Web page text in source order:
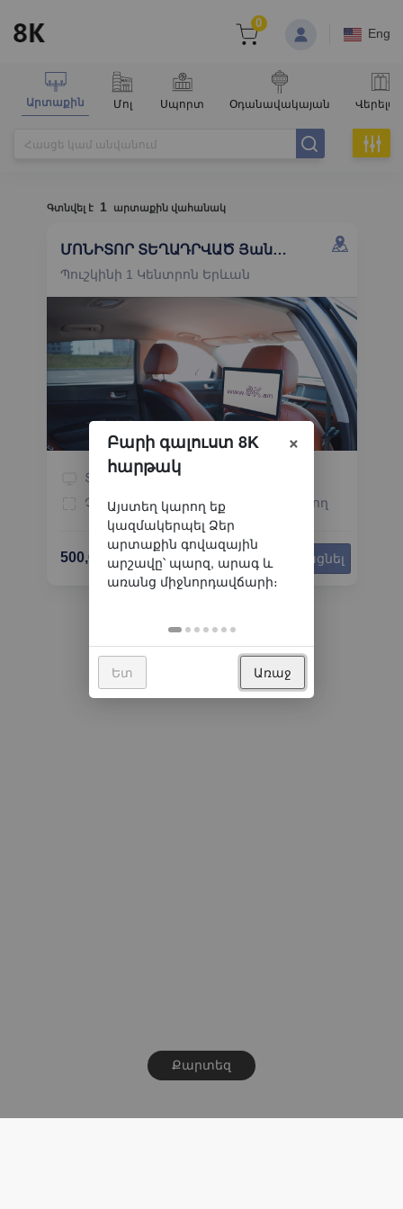
0
Eng
Արտաքին Մոլ Սպորտ Օդանավակայան
Գտնվել է 1 արտաքին վահանակ
ՄՈՆԻՏՈՐ ՏԵՂԱԴՐՎԱԾ Յանդեքս տաքսիի բիզնես դասի մեքենաներում
Պուշկինի 1 Կենտրոն Երևան
Տաքսի
Չափը0.18 x 0.28
Չլուսավորվող
Ավելացնել
500,000֏ /ամիս
Բարի գալուստ 8K
հարթակ
×
Ետ Առաջ